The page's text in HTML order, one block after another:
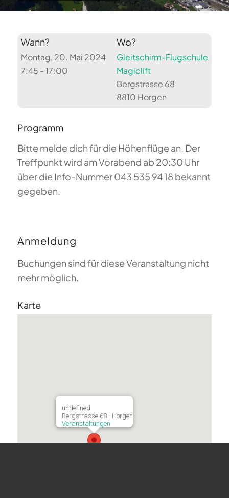
Wann?
Montag, 20. Mai 2024
7:45 - 17:00
Wo?
Gleitschirm-Flugschule
Magiclift
Bergstrasse 68
8810 Horgen
Programm
Bitte melde dich für die Höhenflüge an. Der
Treffpunkt wird am Vorabend ab 20:30 Uhr
über die Info-Nummer 043 535 94 18 bekannt
gegeben.
Anmeldung
Buchungen sind für diese Veranstaltung nicht
mehr möglich.
Karte
undefined
Bergstrasse 68 - Horgen
Veranstaltungen